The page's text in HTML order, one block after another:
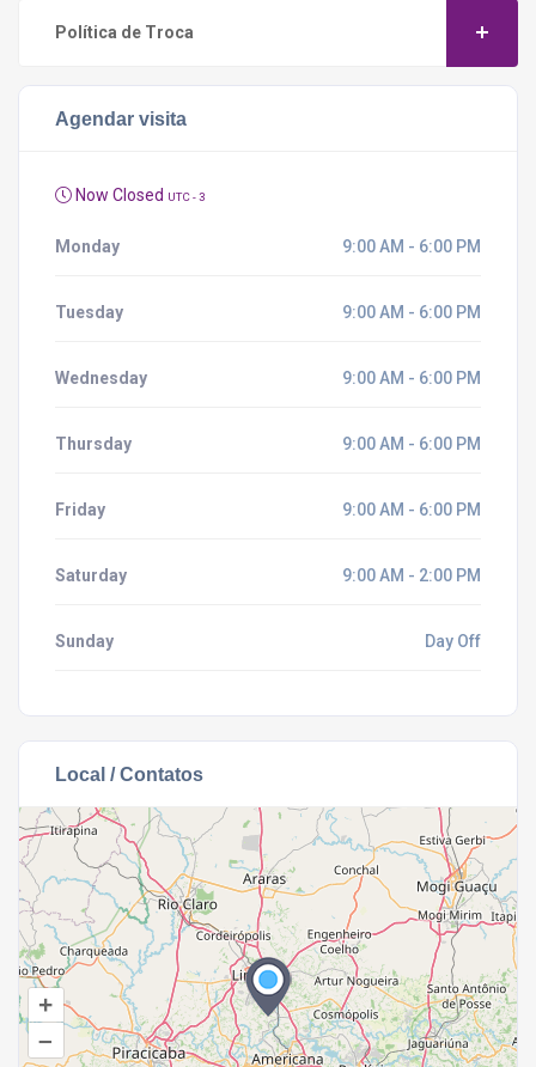
Política de Troca
Agendar visita
Now Closed UTC - 3
Monday 9:00 AM - 6:00 PM
Tuesday 9:00 AM - 6:00 PM
Wednesday 9:00 AM - 6:00 PM
Thursday 9:00 AM - 6:00 PM
Friday 9:00 AM - 6:00 PM
Saturday 9:00 AM - 2:00 PM
Sunday Day Off
Local / Contatos
+
–